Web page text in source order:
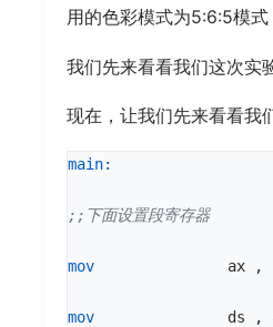
用的色彩模式为5:6:5模式
我们先来看看我们这次实
现在，让我们先来看看我
main:
mov ax ,
mov ds ,